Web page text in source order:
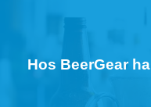
Hos BeerGear